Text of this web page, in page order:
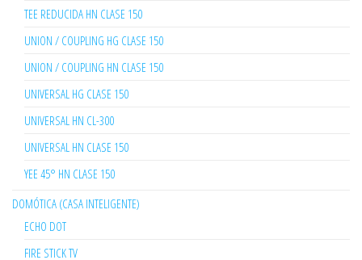
TEE REDUCIDA HN CLASE 150
UNION / COUPLING HG CLASE 150
UNION / COUPLING HN CLASE 150
UNIVERSAL HG CLASE 150
UNIVERSAL HN CL-300
UNIVERSAL HN CLASE 150
YEE 45° HN CLASE 150
DOMÓTICA (CASA INTELIGENTE)
ECHO DOT
FIRE STICK TV